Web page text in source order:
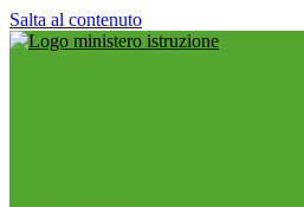
Salta al contenuto